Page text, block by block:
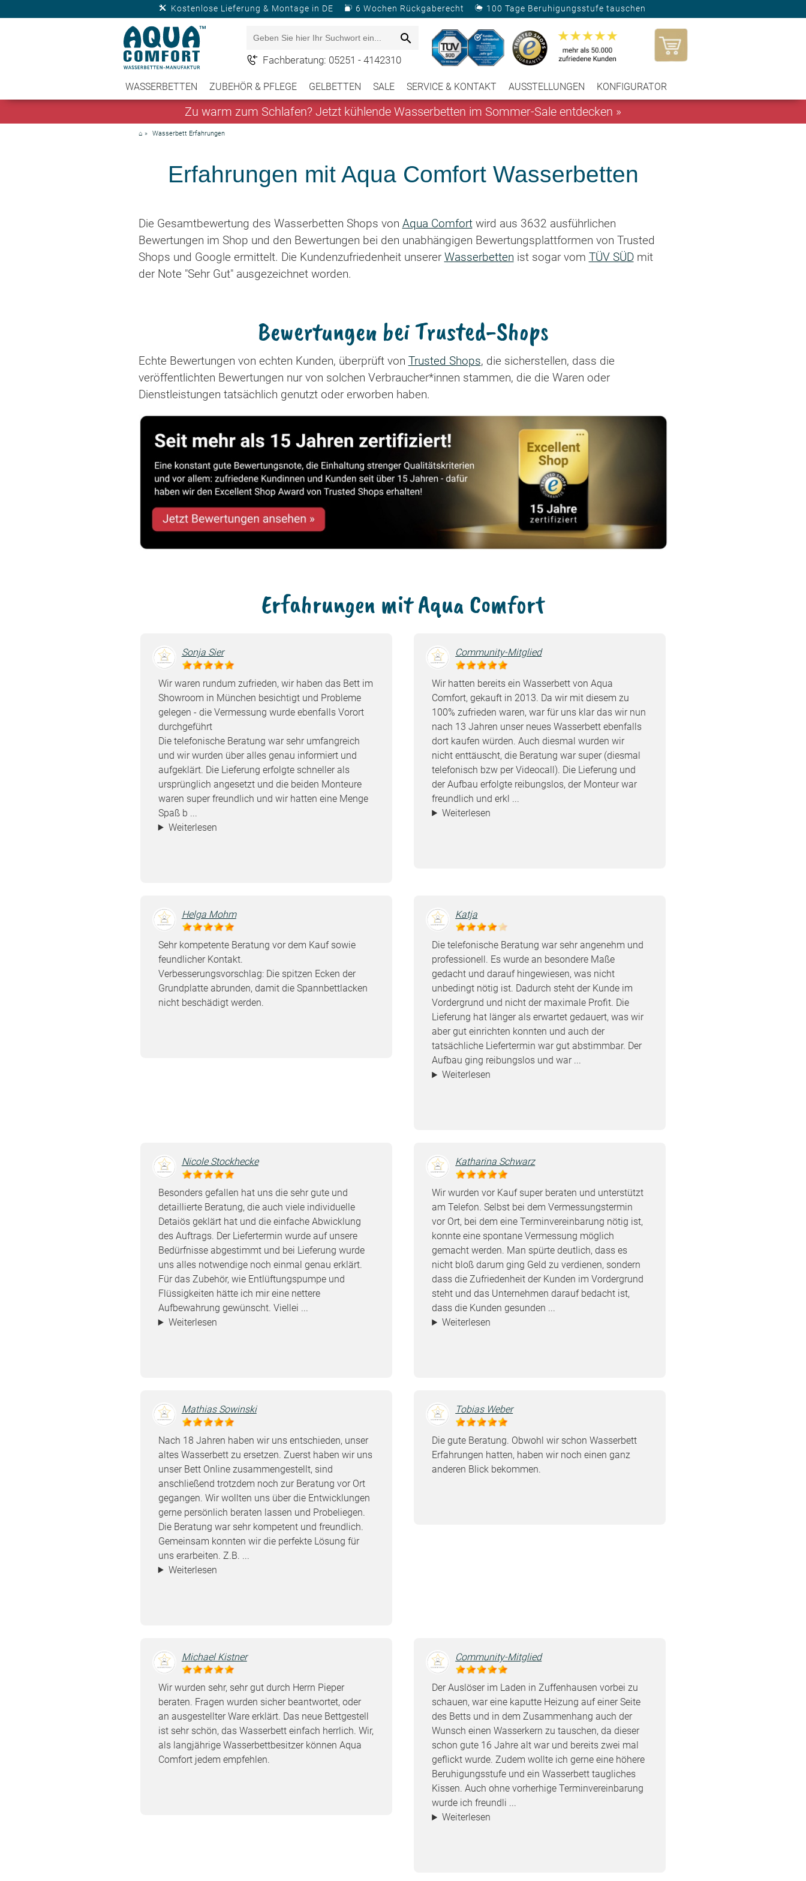
Kostenlose Lieferung & Montage in DE 6 Wochen Rückgaberecht 100 Tage Beruhigungsstufe tauschen
Fachberatung: 05251 - 4142310
WASSERBETTEN ZUBEHÖR & PFLEGE GELBETTEN SALE SERVICE & KONTAKT AUSSTELLUNGEN KONFIGURATOR
Zu warm zum Schlafen? Jetzt kühlende Wasserbetten im Sommer-Sale entdecken »
⌂ » Wasserbett Erfahrungen
Erfahrungen mit Aqua Comfort Wasserbetten
Die Gesamtbewertung des Wasserbetten Shops von Aqua Comfortwird aus 3632 ausführlichen
Bewertungen im Shop und den Bewertungen bei den unabhängigen Bewertungsplattformen von Trusted
Shops und Google ermittelt. Die Kundenzufriedenheit unserer Wasserbetten ist sogar vom TÜV SÜDmit
der Note "Sehr Gut" ausgezeichnet worden.
Bewertungen bei Trusted-Shops
Echte Bewertungen von echten Kunden, überprüft von Trusted Shops, die sicherstellen, dass die
veröffentlichten Bewertungen nur von solchen Verbraucher*innen stammen, die die Waren oder
Dienstleistungen tatsächlich genutzt oder erworben haben.
Erfahrungen mit Aqua Comfort
Sonja Sier
Wir waren rundum zufrieden, wir haben das Bett im
Showroom in München besichtigt und Probleme
gelegen - die Vermessung wurde ebenfalls Vorort
durchgeführt
Die telefonische Beratung war sehr umfangreich
und wir wurden über alles genau informiert und
aufgeklärt. Die Lieferung erfolgte schneller als
ursprünglich angesetzt und die beiden Monteure
waren super freundlich und wir hatten eine Menge
Spaß b ...
Weiterlesen
Community-Mitglied
Wir hatten bereits ein Wasserbett von Aqua
Comfort, gekauft in 2013. Da wir mit diesem zu
100% zufrieden waren, war für uns klar das wir nun
nach 13 Jahren unser neues Wasserbett ebenfalls
dort kaufen würden. Auch diesmal wurden wir
nicht enttäuscht, die Beratung war super (diesmal
telefonisch bzw per Videocall). Die Lieferung und
der Aufbau erfolgte reibungslos, der Monteur war
freundlich und erkl ...
Weiterlesen
Helga Mohm
Sehr kompetente Beratung vor dem Kauf sowie
feundlicher Kontakt.
Verbesserungsvorschlag: Die spitzen Ecken der
Grundplatte abrunden, damit die Spannbettlacken
nicht beschädigt werden.
Katja
Die telefonische Beratung war sehr angenehm und
professionell. Es wurde an besondere Maße
gedacht und darauf hingewiesen, was nicht
unbedingt nötig ist. Dadurch steht der Kunde im
Vordergrund und nicht der maximale Profit. Die
Lieferung hat länger als erwartet gedauert, was wir
aber gut einrichten konnten und auch der
tatsächliche Liefertermin war gut abstimmbar. Der
Aufbau ging reibungslos und war ...
Weiterlesen
Nicole Stockhecke
Besonders gefallen hat uns die sehr gute und
detaillierte Beratung, die auch viele individuelle
Detaiös geklärt hat und die einfache Abwicklung
des Auftrags. Der Liefertermin wurde auf unsere
Bedürfnisse abgestimmt und bei Lieferung wurde
uns alles notwendige noch einmal genau erklärt.
Für das Zubehör, wie Entlüftungspumpe und
Flüssigkeiten hätte ich mir eine nettere
Aufbewahrung gewünscht. Viellei ...
Weiterlesen
Katharina Schwarz
Wir wurden vor Kauf super beraten und unterstützt
am Telefon. Selbst bei dem Vermessungstermin
vor Ort, bei dem eine Terminvereinbarung nötig ist,
konnte eine spontane Vermessung möglich
gemacht werden. Man spürte deutlich, dass es
nicht bloß darum ging Geld zu verdienen, sondern
dass die Zufriedenheit der Kunden im Vordergrund
steht und das Unternehmen darauf bedacht ist,
dass die Kunden gesunden ...
Weiterlesen
Mathias Sowinski
Nach 18 Jahren haben wir uns entschieden, unser
altes Wasserbett zu ersetzen. Zuerst haben wir uns
unser Bett Online zusammengestellt, sind
anschließend trotzdem noch zur Beratung vor Ort
gegangen. Wir wollten uns über die Entwicklungen
gerne persönlich beraten lassen und Probeliegen.
Die Beratung war sehr kompetent und freundlich.
Gemeinsam konnten wir die perfekte Lösung für
uns erarbeiten. Z.B. ...
Weiterlesen
Tobias Weber
Die gute Beratung. Obwohl wir schon Wasserbett
Erfahrungen hatten, haben wir noch einen ganz
anderen Blick bekommen.
Michael Kistner
Wir wurden sehr, sehr gut durch Herrn Pieper
beraten. Fragen wurden sicher beantwortet, oder
an ausgestellter Ware erklärt. Das neue Bettgestell
ist sehr schön, das Wasserbett einfach herrlich. Wir,
als langjährige Wasserbettbesitzer können Aqua
Comfort jedem empfehlen.
Community-Mitglied
Der Auslöser im Laden in Zuffenhausen vorbei zu
schauen, war eine kaputte Heizung auf einer Seite
des Betts und in dem Zusammenhang auch der
Wunsch einen Wasserkern zu tauschen, da dieser
schon gute 16 Jahre alt war und bereits zwei mal
geflickt wurde. Zudem wollte ich gerne eine höhere
Beruhigungsstufe und ein Wasserbett taugliches
Kissen. Auch ohne vorherhige Terminvereinbarung
wurde ich freundli ...
Weiterlesen